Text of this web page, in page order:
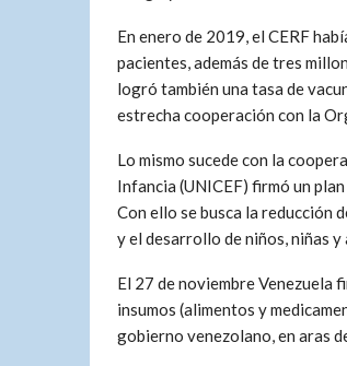
En enero de 2019, el CERF
pacientes, además de tres
logró también una tasa de
estrecha cooperación con la
Lo mismo sucede con la
Infancia (UNICEF) firmó un
Con ello se busca la reducción
y el desarrollo de niños, niñas y
El 27 de noviembre Venezuela
insumos (alimentos y
gobierno venezolano, en aras